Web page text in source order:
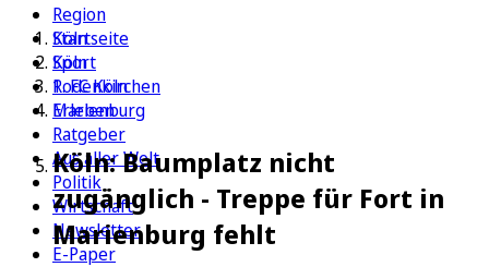
Region
Köln
Sport
1. FC Köln
Erleben
Ratgeber
Aus aller Welt
Politik
Wirtschaft
Newsletter
E-Paper
Startseite
Köln
Rodenkirchen
Marienburg
Köln: Baumplatz nicht
zugänglich - Treppe für Fort in
Marienburg fehlt